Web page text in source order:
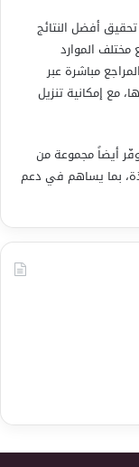
أفضل النتائج
مختلف الموارد
مباشرة عبر
مع إمكانية تنزيل
أيضاً مجموعة من
بما يساهم في دعم